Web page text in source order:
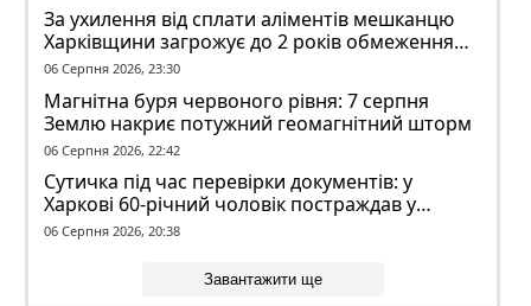
За ухилення від сплати аліментів мешканцю
Харківщини загрожує до 2 років обмеження
волі
06 Серпня 2026, 23:30
Магнітна буря червоного рівня: 7 серпня
Землю накриє потужний геомагнітний шторм
06 Серпня 2026, 22:42
Сутичка під час перевірки документів: у
Харкові 60-річний чоловік постраждав у
конфлікті з ТЦК
06 Серпня 2026, 20:38
Завантажити ще